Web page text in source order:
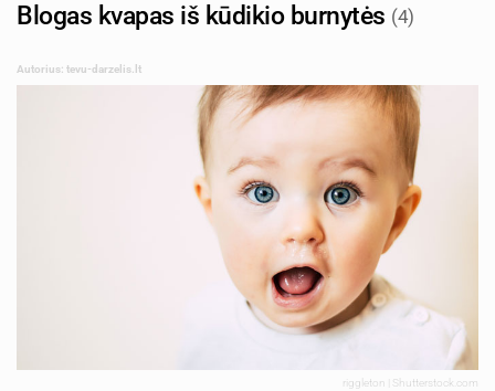
Blogas kvapas iš kūdikio burnytės (4)
Autorius: tevu-darzelis.lt
riggleton | Shutterstock.com